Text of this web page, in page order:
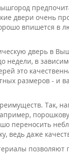
двери очень
впишется в
дверь в
недели, в
это
размеров - и
Так,
переносить
ведь даже
позволяют